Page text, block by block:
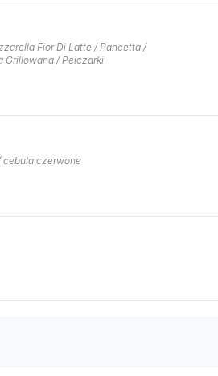
Fior Di Latte / Pancetta /
Grillowana / Peiczarki
cebula czerwone